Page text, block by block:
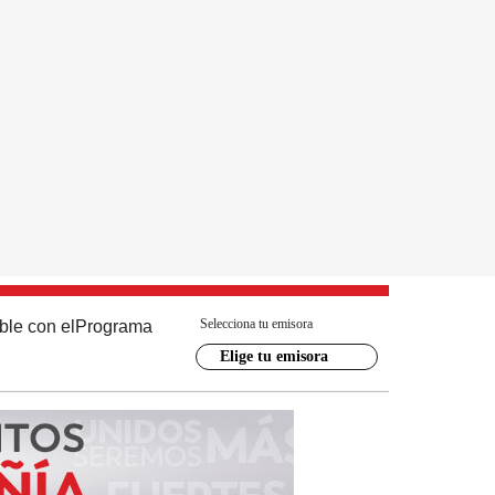
con el Programa Selecciona tu emisora
Elige tu emisora